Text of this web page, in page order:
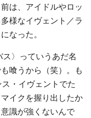
は、アイドルやロッ
様なイヴェント／ラ
なった。
ス〉っていうあだ名
喰うから（笑）。も
・イヴェントでた
イクを握り出したか
識が強くないんで